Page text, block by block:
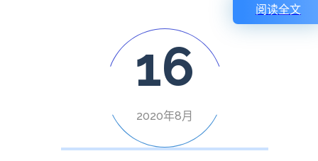
阅读全文
16
2020年8月